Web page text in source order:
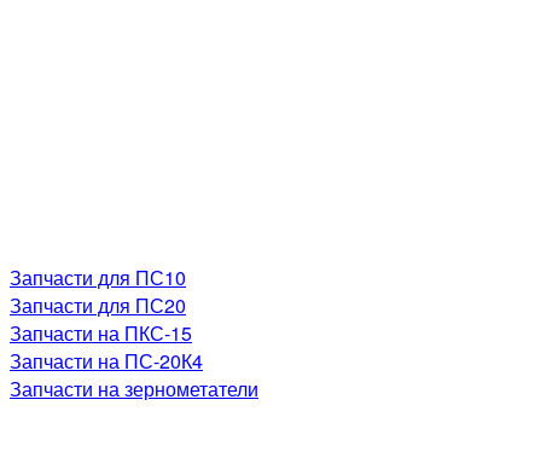
Запчасти для ПС10
Запчасти для ПС20
Запчасти на ПКС-15
Запчасти на ПС-20К4
Запчасти на зернометатели